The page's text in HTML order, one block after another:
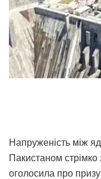
Напруженість між
Пакистаном стрімко
оголосила про